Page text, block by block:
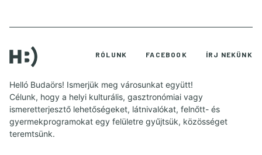
RÓLUNK FACEBOOK ÍRJ NEKÜNK
Helló Budaörs! Ismerjük meg városunkat együtt!
Célunk, hogy a helyi kulturális, gasztronómiai vagy
ismeretterjesztő lehetőségeket, látnivalókat, felnőtt- és
gyermekprogramokat egy felületre gyűjtsük, közösséget
teremtsünk.